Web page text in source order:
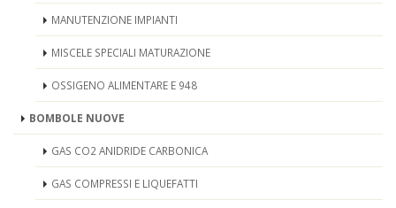
MANUTENZIONE IMPIANTI
MISCELE SPECIALI MATURAZIONE
OSSIGENO ALIMENTARE E 948
BOMBOLE NUOVE
GAS CO2 ANIDRIDE CARBONICA
GAS COMPRESSI E LIQUEFATTI